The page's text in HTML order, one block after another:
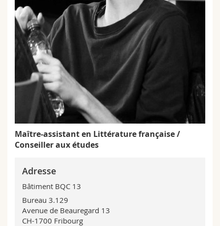
Sciences et médecine
Interfacultaire
Collaborateurs
Doctorants
Webmail
Programme des cours
MyUnifr
Maître-assistant en Littérature française /
Conseiller aux études
Adresse
Bâtiment BQC 13
Bureau 3.129
Avenue de Beauregard 13
CH-1700 Fribourg